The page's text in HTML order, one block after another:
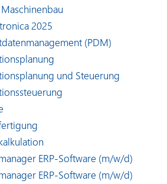
2025
(PDM)
und Steuerung
ERP-Software (m/w/d)
ERP-Software (m/w/d)